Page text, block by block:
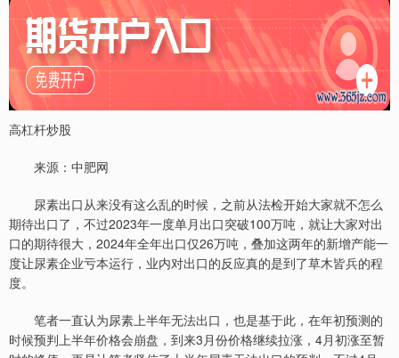
高杠杆炒股
来源：中肥网
尿素出口从来没有这么乱的时候，之前从法检开始大家就不怎么
期待出口了，不过2023年一度单月出口突破100万吨，就让大家对出
口的期待很大，2024年全年出口仅26万吨，叠加这两年的新增产能一
度让尿素企业亏本运行，业内对出口的反应真的是到了草木皆兵的程
度。
笔者一直认为尿素上半年无法出口，也是基于此，在年初预测的
时候预判上半年价格会崩盘，到来3月份价格继续拉涨，4月初涨至暂